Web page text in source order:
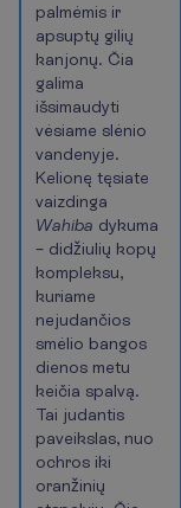
palmėmis ir
apsuptų gilių
kanjonų. Čia
galima
išsimaudyti
vėsiame slėnio
vandenyje.
Kelionę tęsiate
vaizdinga
Wahiba dykuma
– didžiulių kopų
kompleksu,
kuriame
nejudančios
smėlio bangos
dienos metu
keičia spalvą.
Tai judantis
paveikslas, nuo
ochros iki
oranžinių